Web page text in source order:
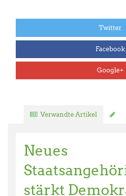
Twitter
Facebook
Google+
Verwandte Artikel
Neues
stärkt